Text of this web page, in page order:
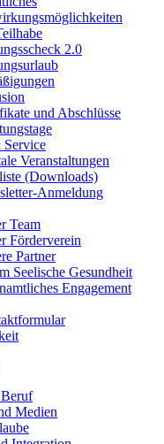
2.0
und Abschlüsse
Veranstaltungen
(Downloads)
Anmeldung
Team
Förderverein
Partner
Seelische Gesundheit
Engagement
Medien